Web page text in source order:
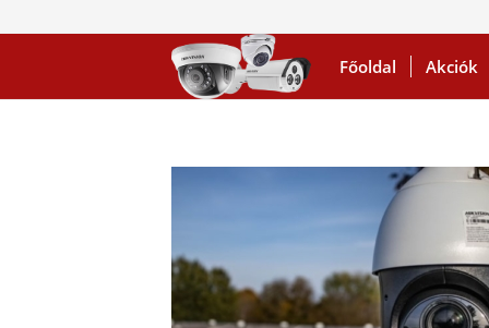
Főoldal Akciók